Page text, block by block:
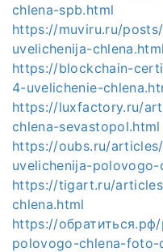
chlena-spb.html
https://muviru.ru/
uvelichenija-chlena.html
https://blockchain-
4-uvelichenie-
https://luxfactory.ru/
chlena-sevastopol.html
https://oubs.ru/
uvelichenija-polovogo-
https://tigart.ru/
chlena.html
https://
polovogo-chlena-foto-